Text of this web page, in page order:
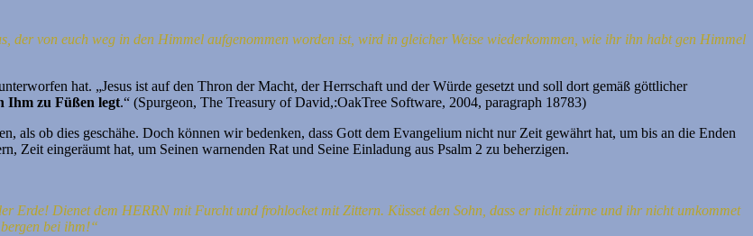
der von euch weg in den Himmel aufgenommen worden ist, wird in gleicher Weise wiederkommen, wie ihr ihn habt gen Himmel
hat. „Jesus ist auf den Thron der Macht, der Herrschaft und der Würde gesetzt und soll dort gemäß göttlicher
Ihm zu Füßen legt.“ (Spurgeon, The Treasury of David,:OakTree Software, 2004, paragraph 18783)
als ob dies geschähe. Doch können wir bedenken, dass Gott dem Evangelium nicht nur Zeit gewährt hat, um bis an die Enden
Zeit eingeräumt hat, um Seinen warnenden Rat und Seine Einladung aus Psalm 2 zu beherzigen.
Erde! Dienet dem HERRN mit Furcht und frohlocket mit Zittern. Küsset den Sohn, dass er nicht zürne und ihr nicht umkommet
bei ihm!“